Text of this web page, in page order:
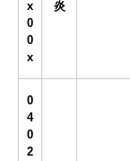
x
0
0
x
炎
0
4
0
2